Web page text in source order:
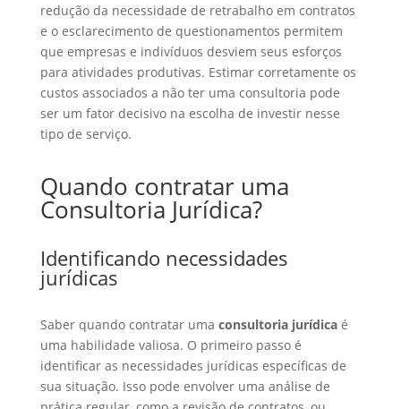
redução da necessidade de retrabalho em contratos
e o esclarecimento de questionamentos permitem
que empresas e indivíduos desviem seus esforços
para atividades produtivas. Estimar corretamente os
custos associados a não ter uma consultoria pode
ser um fator decisivo na escolha de investir nesse
tipo de serviço.
Quando contratar uma
Consultoria Jurídica?
Identificando necessidades
jurídicas
Saber quando contratar uma consultoria jurídicaé
uma habilidade valiosa. O primeiro passo é
identificar as necessidades jurídicas específicas de
sua situação. Isso pode envolver uma análise de